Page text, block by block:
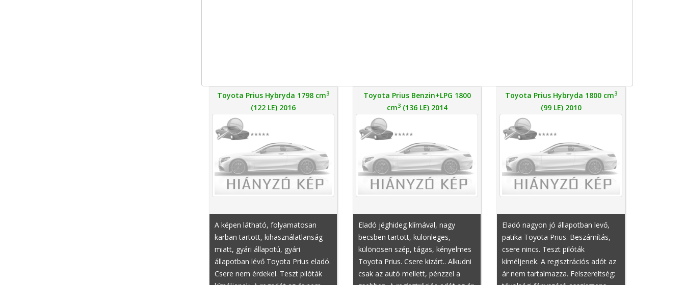
Toyota Prius Hybryda 1798 cm3
(122 LE) 2016
A képen látható, folyamatosan
karban tartott, kihasználatlanság
miatt, gyári állapotú, gyári
állapotban lévő Toyota Prius eladó.
Csere nem érdekel. Teszt pilóták
Toyota Prius Benzin+LPG 1800
cm3(136 LE) 2014
Eladó jéghideg klímával, nagy
becsben tartott, különleges,
különösen szép, tágas, kényelmes
Toyota Prius. Csere kizárt.. Alkudni
csak az autó mellett, pénzzel a
Toyota Prius Hybryda 1800 cm3
(99 LE) 2010
Eladó nagyon jó állapotban levő,
patika Toyota Prius. Beszámítás,
csere nincs. Teszt pilóták
kíméljenek. A regisztrációs adót az
ár nem tartalmazza. Felszereltség: